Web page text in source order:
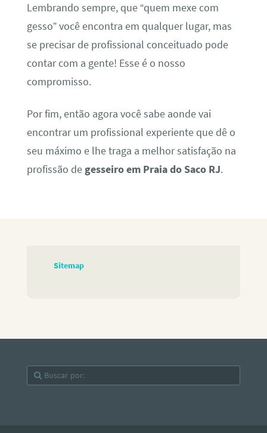
Lembrando sempre, que “quem mexe com
gesso” você encontra em qualquer lugar, mas
se precisar de profissional conceituado pode
contar com a gente! Esse é o nosso
compromisso.
Por fim, então agora você sabe aonde vai
encontrar um profissional experiente que dê o
seu máximo e lhe traga a melhor satisfação na
profissão de gesseiro em Praia do Saco RJ.
Sitemap